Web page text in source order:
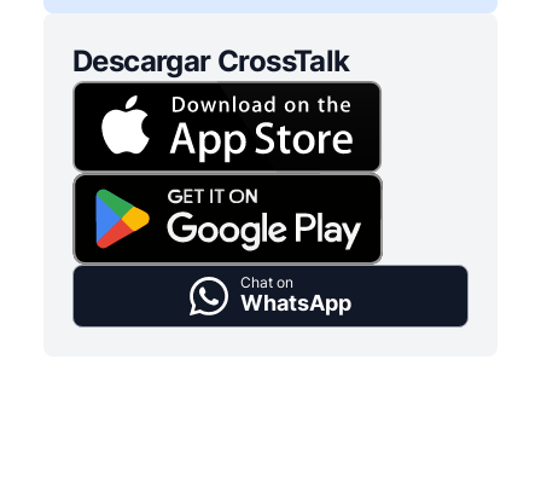
Descargar CrossTalk
Chat on
WhatsApp